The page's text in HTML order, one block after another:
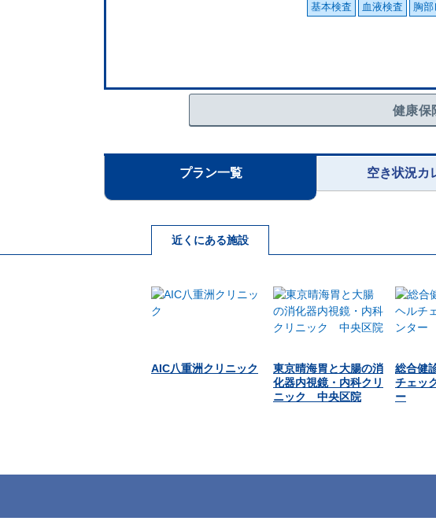
基本検査 血液検査 胸
健康保
プラン一覧 空き状況カ
近くにある施設
AIC八重洲クリニック
東京晴海胃と大腸の消
化器内視鏡・内科クリ
ニック 中央区院
総合健
チェッ
ー